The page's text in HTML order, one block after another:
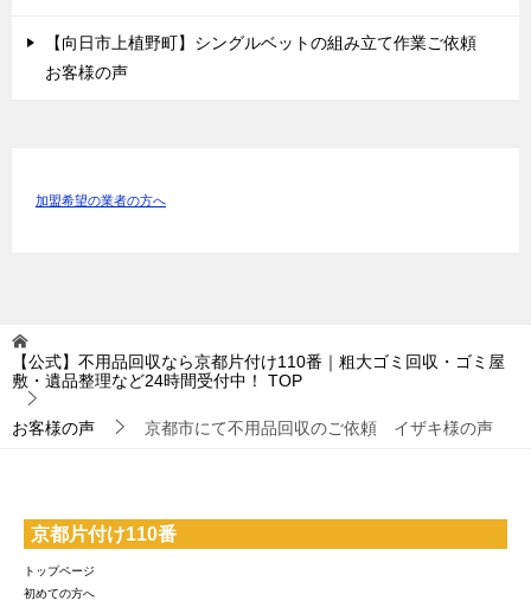
【向日市上植野町】シングルベットの組み立て作業ご依頼
お客様の声
加盟希望の業者の方へ
【公式】不用品回収なら京都片付け110番｜粗大ゴミ回収・ゴミ屋
敷・遺品整理など24時間受付中！
TOP
お客様の声 京都市にて不用品回収のご依頼 イザキ様の声
京都片付け110番
トップページ
初めての方へ